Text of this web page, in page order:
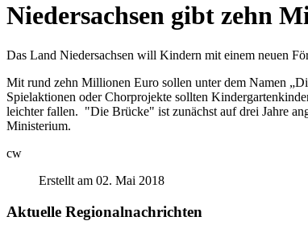
Niedersachsen gibt zehn
Das Land Niedersachsen will Kindern mit einem neuen
Mit rund zehn Millionen Euro sollen unter dem Namen
Spielaktionen oder Chorprojekte sollten
leichter fallen. "Die Brücke" ist zunächst auf drei Jahre
Ministerium.
cw
Erstellt am 02. Mai 2018
Aktuelle Regionalnachrichten